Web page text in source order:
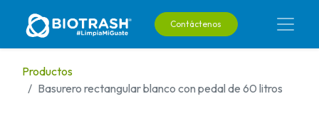
Contáctenos
Productos
Basurero rectangular blanco con pedal de 60 litros